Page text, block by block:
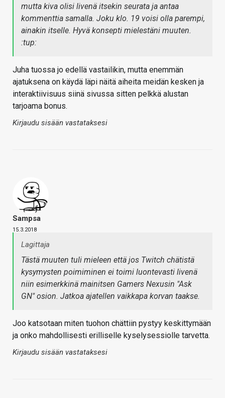
mutta kiva olisi livenä itsekin seurata ja antaa
kommenttia samalla. Joku klo. 19 voisi olla parempi,
ainakin itselle. Hyvä konsepti mielestäni muuten.
:tup:
Juha tuossa jo edellä vastailikin, mutta enemmän
ajatuksena on käydä läpi näitä aiheita meidän kesken ja
interaktiivisuus siinä sivussa sitten pelkkä alustan
tarjoama bonus.
Kirjaudu sisään vastataksesi
Sampsa
15.3.2018
Lagittaja
Tästä muuten tuli mieleen että jos Twitch chätistä
kysymysten poimiminen ei toimi luontevasti livenä
niin esimerkkinä mainitsen Gamers Nexusin "Ask
GN" osion. Jatkoa ajatellen vaikkapa korvan taakse.
Joo katsotaan miten tuohon chättiin pystyy keskittymään
ja onko mahdollisesti erilliselle kyselysessiolle tarvetta.
Kirjaudu sisään vastataksesi